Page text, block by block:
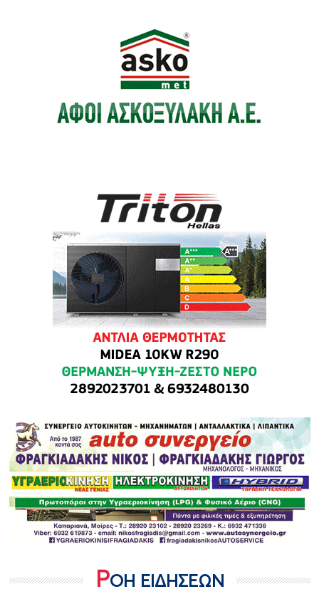
ΡΟΗ ΕΙΔΗΣΕΩΝ